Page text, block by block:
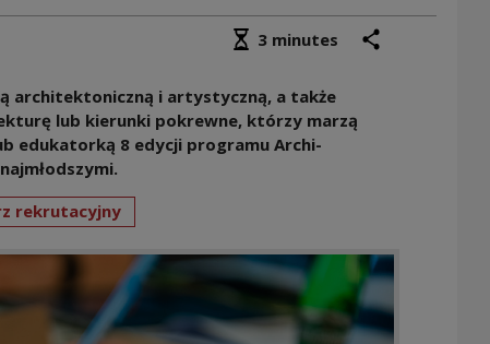
Średni czas czytania
3 minutes
architektoniczną i artystyczną, a także
lub kierunki pokrewne, którzy marzą
edukatorką 8 edycji programu Archi-
rekrutacyjny